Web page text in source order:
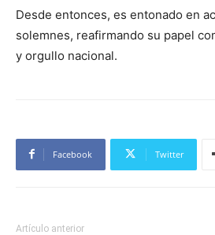
Desde entonces, es entonado en
solemnes, reafirmando su papel
y orgullo nacional.
Facebook Twitter
Artículo anterior